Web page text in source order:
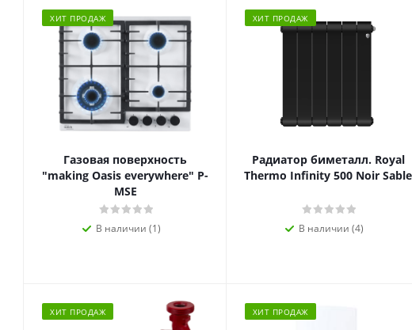
ХИТ ПРОДАЖ
Газовая поверхность
"making Oasis everywhere" P-
MSE
В наличии (1)
ХИТ ПРОДАЖ
Радиатор биметалл. Royal
Thermo Infinity 500 Noir Sable
В наличии (4)
ХИТ ПРОДАЖ ХИТ ПРОДАЖ